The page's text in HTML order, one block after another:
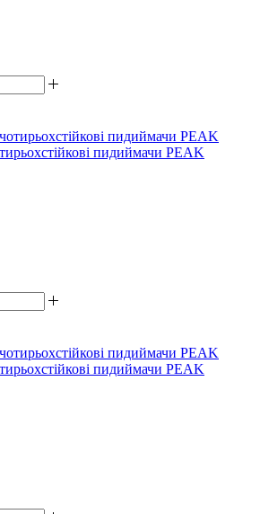
пидиймачи PEAK
пидиймачи PEAK